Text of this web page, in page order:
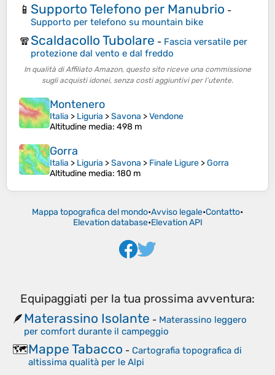
📱 Supporto Telefono per Manubrio -
Supporto per telefono su mountain bike
🧣Scaldacollo Tubolare - Fascia versatile per
protezione dal vento e dal freddo
In qualità di Affiliato Amazon, questo sito riceve una commissione
sugli acquisti idonei, senza costi aggiuntivi per l’utente.
Montenero
Italia > Liguria >Savona >Vendone
Altitudine media: 498 m
Gorra
Italia > Liguria >Savona > Finale Ligure >Gorra
Altitudine media: 180 m
Mappa topografica del mondo•Avviso legale•Contatto•
Elevation database•Elevation API
Equipaggiati per la tua prossima avventura:
🪶Materassino Isolante - Materassino leggero
per comfort durante il campeggio
🗺️Mappe Tabacco - Cartografia topografica di
altissima qualità per le Alpi